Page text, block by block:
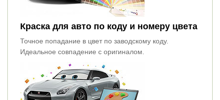
Краска для авто по коду и номеру цвета
Точное попадание в цвет по заводскому коду.
Идеальное совпадение с оригиналом.